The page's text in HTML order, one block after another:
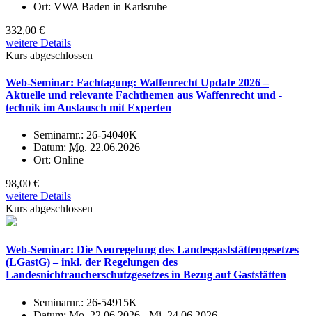
Ort: VWA Baden in Karlsruhe
332,00 €
weitere Details
Kurs abgeschlossen
Web-Seminar: Fachtagung: Waffenrecht Update 2026 –
Aktuelle und relevante Fachthemen aus Waffenrecht und -
technik im Austausch mit Experten
Seminarnr.: 26-54040K
Datum: Mo. 22.06.2026
Ort: Online
98,00 €
weitere Details
Kurs abgeschlossen
Web-Seminar: Die Neuregelung des Landesgaststättengesetzes
(LGastG) – inkl. der Regelungen des
Landesnichtraucherschutzgesetzes in Bezug auf Gaststätten
Seminarnr.: 26-54915K